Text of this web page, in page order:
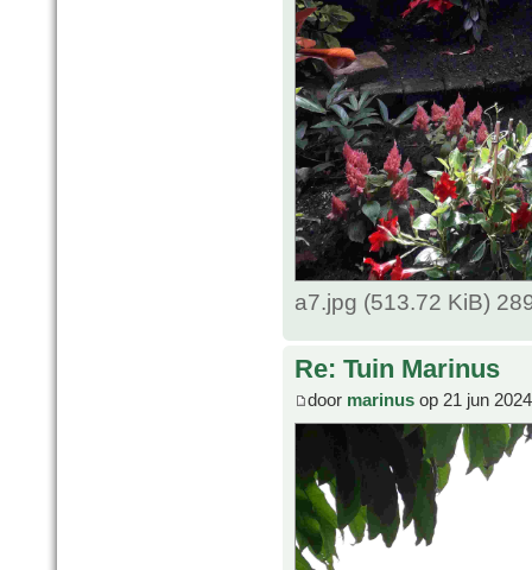
a7.jpg (513.72 KiB)
Re: Tuin Marinus
door marinus op 21 jun